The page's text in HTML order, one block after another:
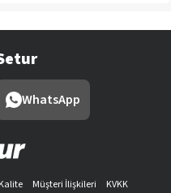
WhatsApp
Kalite Müşteri İlişkileri
KVKK